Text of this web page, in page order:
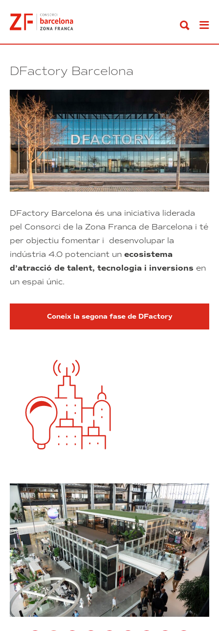
contingut
DFactory Barcelona
DFactory Barcelona és una iniciativa liderada
pel Consorci de la Zona Franca de Barcelona i té
per objectiu fomentar i desenvolupar la
indústria 4.0 potenciant un ecosistema
d’atracció de talent, tecnologia i inversions en
un espai únic.
Coneix la segona fase de DFactory